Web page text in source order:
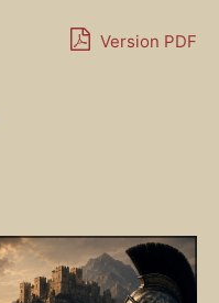
Version PDF